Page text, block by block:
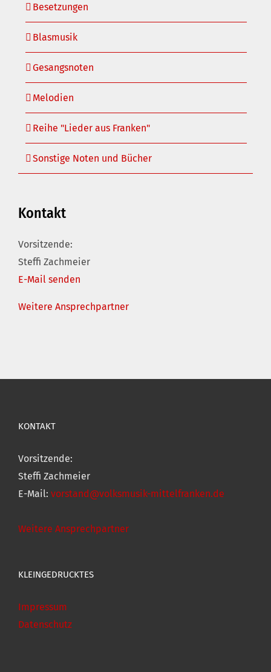
Besetzungen
Blasmusik
Gesangsnoten
Melodien
Reihe "Lieder aus Franken"
Sonstige Noten und Bücher
Kontakt
Vorsitzende:
Steffi Zachmeier
E-Mail senden
Weitere Ansprechpartner
KONTAKT
Vorsitzende:
Steffi Zachmeier
E-Mail: vorstand@volksmusik-mittelfranken.de
Weitere Ansprechpartner
KLEINGEDRUCKTES
Impressum
Datenschutz